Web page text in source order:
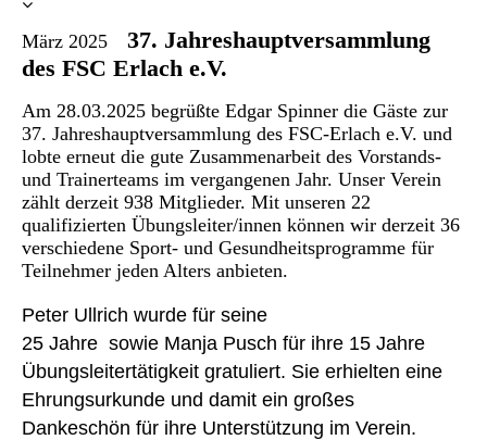
März 2025
37. Jahreshauptversammlung
des FSC Erlach e.V.
Am 28.03.2025 begrüßte Edgar Spinner die Gäste zur
37. Jahreshauptversammlung des FSC-Erlach e.V. und
lobte erneut die gute Zusammenarbeit des Vorstands-
und Trainerteams im vergangenen Jahr. Unser Verein
zählt derzeit 938 Mitglieder. Mit unseren 22
qualifizierten Übungsleiter/innen können wir derzeit 36
verschiedene Sport- und Gesundheitsprogramme für
Teilnehmer jeden Alters anbieten.
Peter Ullrich wurde für seine
25 Jahre sowie Manja Pusch für ihre 15 Jahre
Übungsleitertätigkeit gratuliert. Sie erhielten eine
Ehrungsurkunde und damit ein großes
Dankeschön für ihre Unterstützung im Verein.